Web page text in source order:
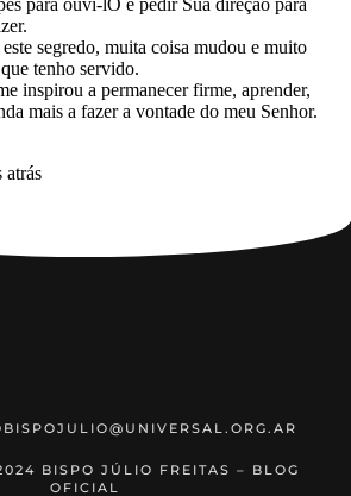
BISPO JÚLIO FREITAS – BLOG
OFICIAL